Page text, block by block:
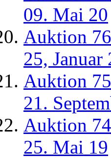
09. Mai 20
Auktion 76
25, Januar
Auktion 75
21.
Auktion 74
25. Mai 19